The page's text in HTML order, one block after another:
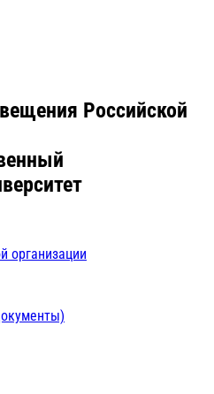
Российской
организации